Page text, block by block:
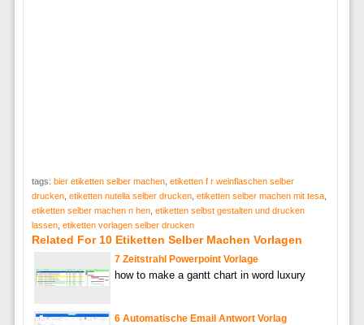
tags: bier etiketten selber machen, etiketten f r weinflaschen selber
drucken, etiketten nutella selber drucken, etiketten selber machen mit tesa,
etiketten selber machen n hen, etiketten selbst gestalten und drucken
lassen, etiketten vorlagen selber drucken
Related For 10 Etiketten Selber Machen Vorlagen
7 Zeitstrahl Powerpoint Vorlage
how to make a gantt chart in word luxury
6 Automatische Email Antwort Vorlag